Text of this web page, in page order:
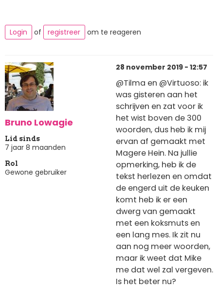
Login of registreer om te reageren
Bruno Lowagie
Lid sinds
7 jaar 8 maanden
Rol
Gewone gebruiker
28 november 2019 - 12:57
@Tilma en @Virtuoso: ik
was gisteren aan het
schrijven en zat voor ik
het wist boven de 300
woorden, dus heb ik mij
ervan af gemaakt met
Magere Hein. Na jullie
opmerking, heb ik de
tekst herlezen en omdat
de engerd uit de keuken
komt heb ik er een
dwerg van gemaakt
met een koksmuts en
een lang mes. Ik zit nu
aan nog meer woorden,
maar ik weet dat Mike
me dat wel zal vergeven.
Is het beter nu?